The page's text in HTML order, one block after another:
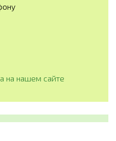
на нашем сайте